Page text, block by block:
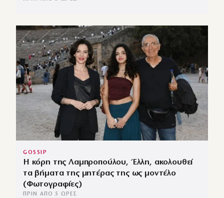
GOSSIP
Η κόρη της Λαμπροπούλου, Έλλη, ακολουθεί
τα βήματα της μητέρας της ως μοντέλο
(Φωτογραφίες)
ΠΡΙΝ ΑΠΌ 5 ΏΡΕΣ